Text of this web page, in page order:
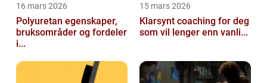
16 mars 2026
Polyuretan egenskaper,
bruksområder og fordeler
i...
15 mars 2026
Klarsynt coaching for deg
som vil lenger enn vanli...